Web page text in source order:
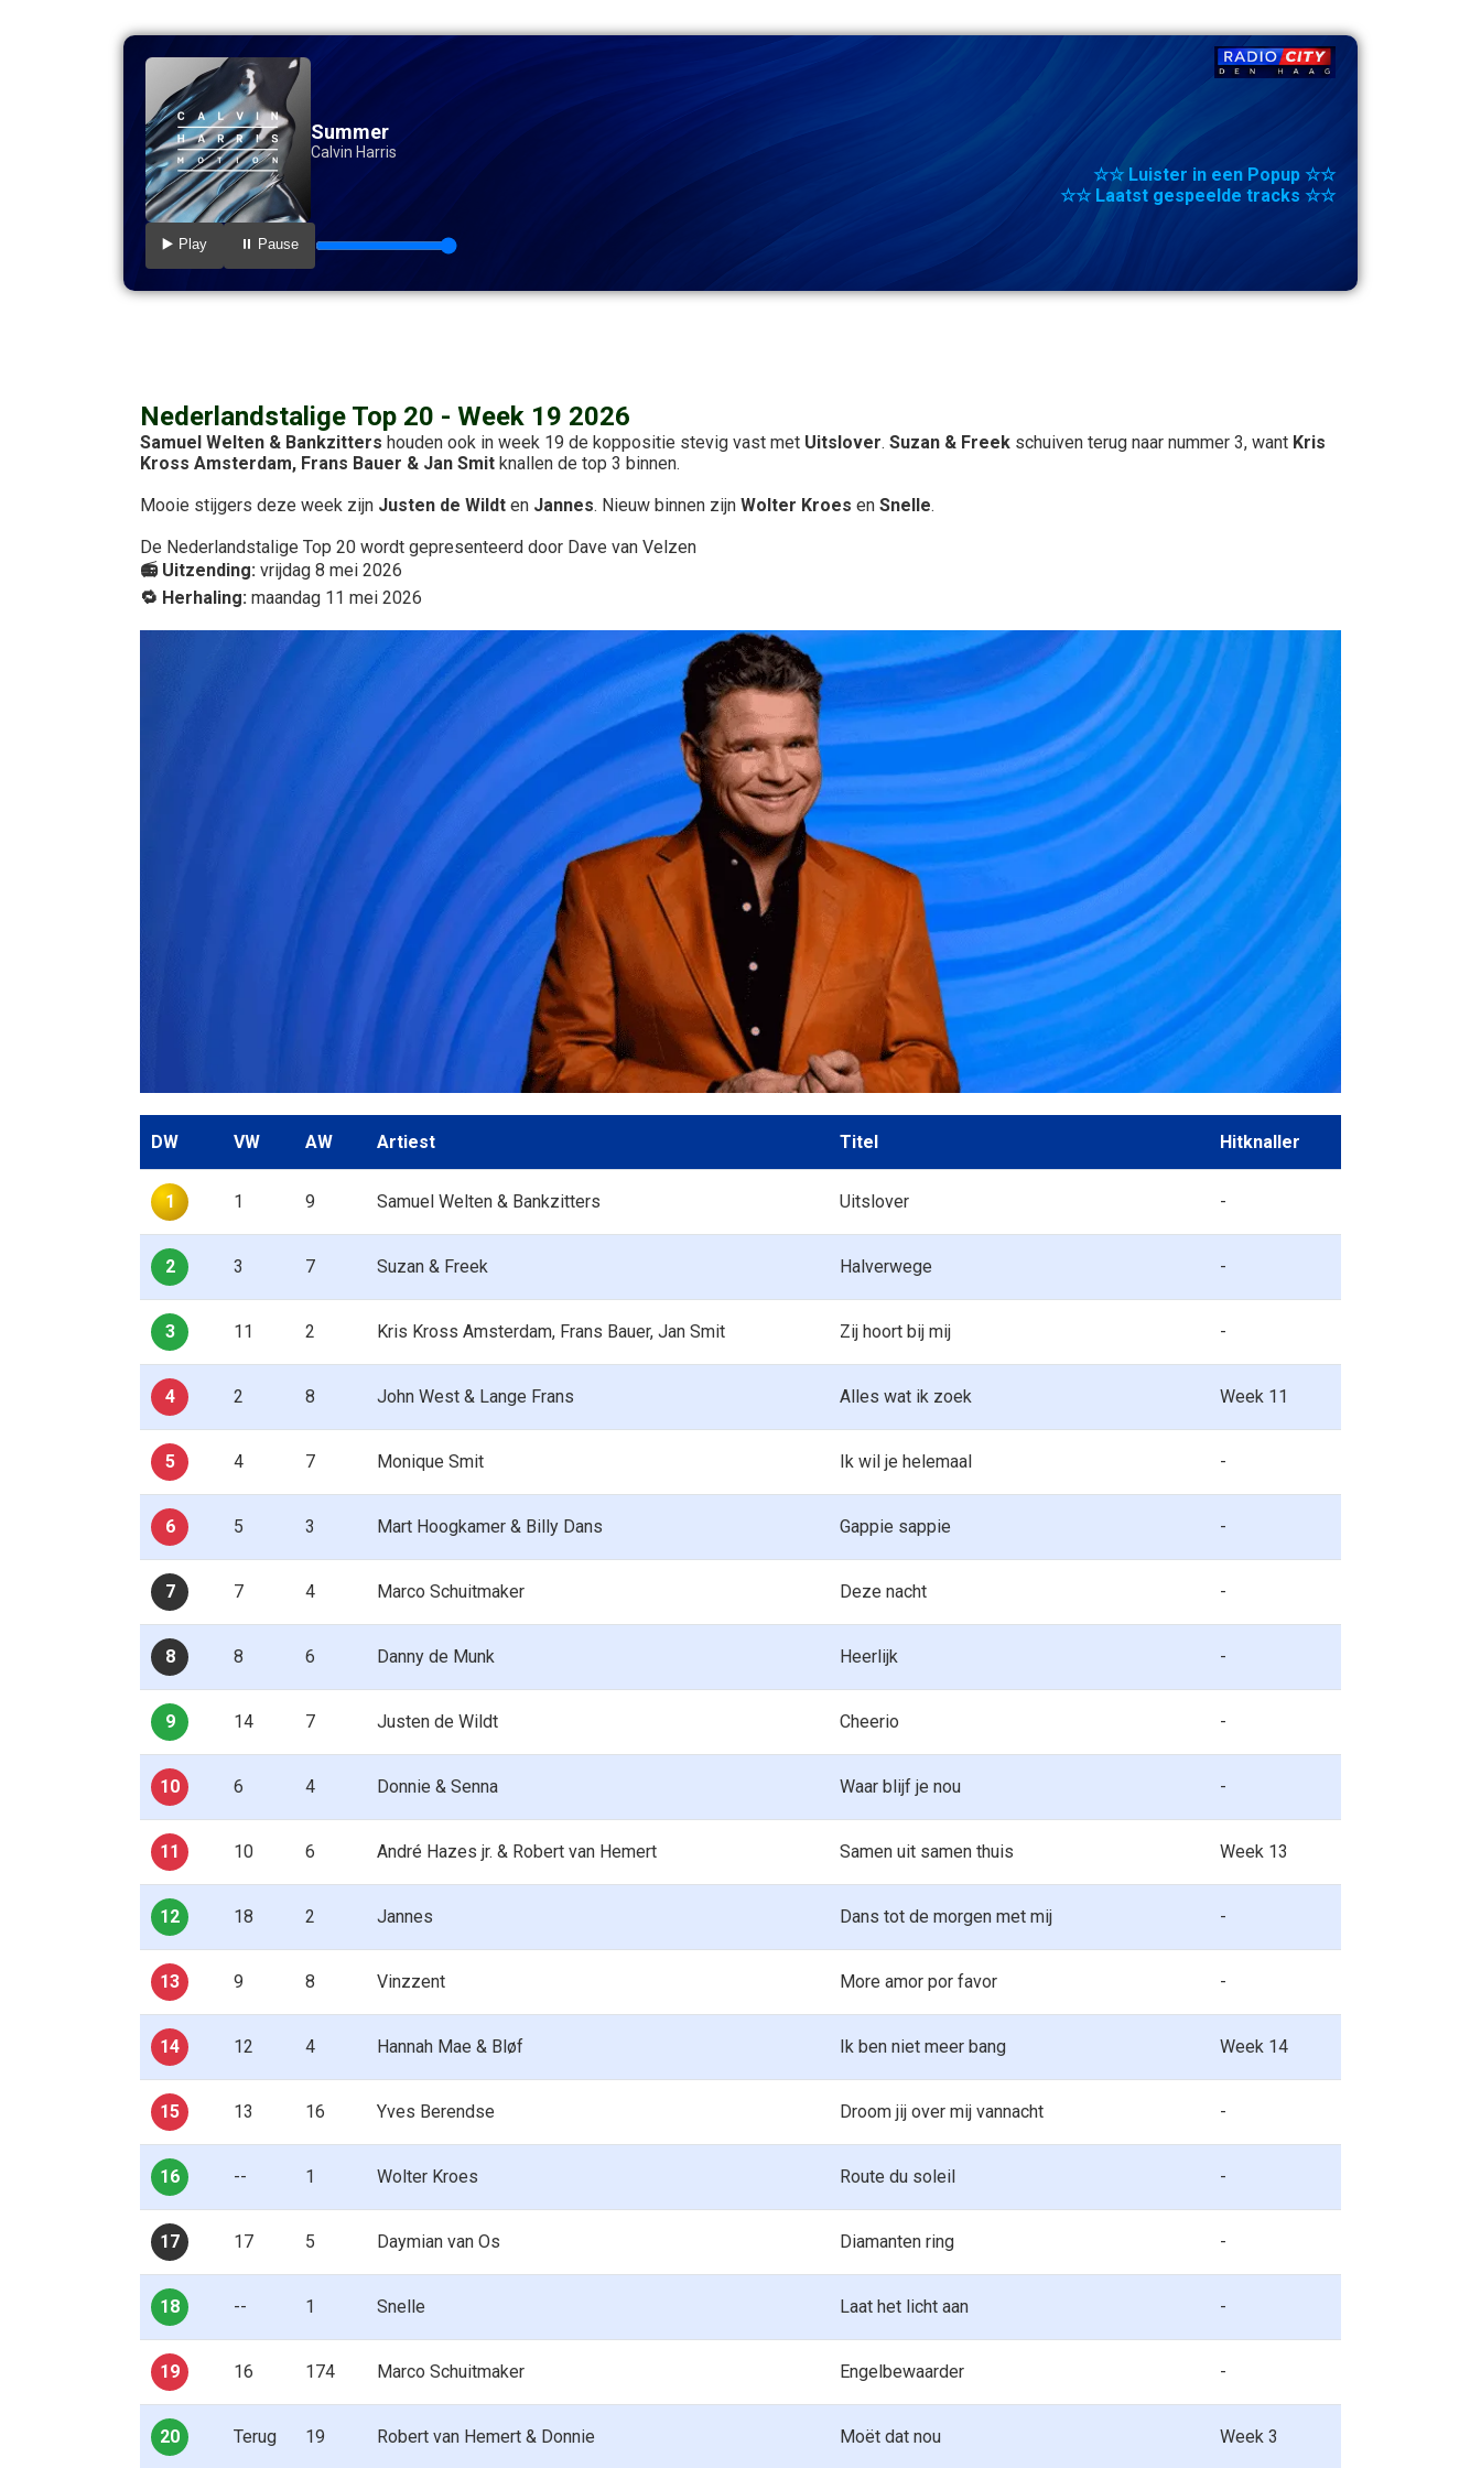
Summer
Calvin Harris
▶️ Play ⏸️ Pause
☆☆ Luister in een Popup ☆☆
☆☆ Laatst gespeelde tracks ☆☆
Nederlandstalige Top 20 - Week 19 2026
Samuel Welten & Bankzitters houden ook in week 19 de koppositie stevig vast met Uitslover. Suzan & Freek schuiven terug naar nummer 3, want Kris
Kross Amsterdam, Frans Bauer & Jan Smit knallen de top 3 binnen.
Mooie stijgers deze week zijn Justen de Wildt en Jannes. Nieuw binnen zijn Wolter Kroes en Snelle.
De Nederlandstalige Top 20 wordt gepresenteerd door Dave van Velzen
📻 Uitzending: vrijdag 8 mei 2026
🔁 Herhaling: maandag 11 mei 2026
DW VW AW Artiest Titel Hitknaller
1 1 9 Samuel Welten & Bankzitters Uitslover -
2 3 7 Suzan & Freek Halverwege -
3 11 2 Kris Kross Amsterdam, Frans Bauer, Jan Smit Zij hoort bij mij -
4 2 8 John West & Lange Frans Alles wat ik zoek Week 11
5 4 7 Monique Smit Ik wil je helemaal -
6 5 3 Mart Hoogkamer & Billy Dans Gappie sappie -
7 7 4 Marco Schuitmaker Deze nacht -
8 8 6 Danny de Munk Heerlijk -
9 14 7 Justen de Wildt Cheerio -
10 6 4 Donnie & Senna Waar blijf je nou -
11 10 6 André Hazes jr. & Robert van Hemert Samen uit samen thuis Week 13
12 18 2 Jannes Dans tot de morgen met mij -
13 9 8 Vinzzent More amor por favor -
14 12 4 Hannah Mae & Bløf Ik ben niet meer bang Week 14
15 13 16 Yves Berendse Droom jij over mij vannacht -
16 -- 1 Wolter Kroes Route du soleil -
17 17 5 Daymian van Os Diamanten ring -
18 -- 1 Snelle Laat het licht aan -
19 16 174 Marco Schuitmaker Engelbewaarder -
20 Terug 19 Robert van Hemert & Donnie Moët dat nou Week 3